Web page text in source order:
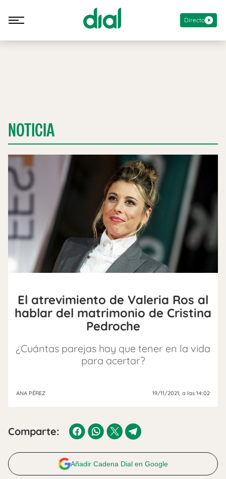
Directo
NOTICIA
El atrevimiento de Valeria Ros al
hablar del matrimonio de Cristina
Pedroche
¿Cuántas parejas hay que tener en la vida
para acertar?
ANA PÉREZ 19/11/2021, a las 14:02
Comparte:
Añadir Cadena Dial en Google